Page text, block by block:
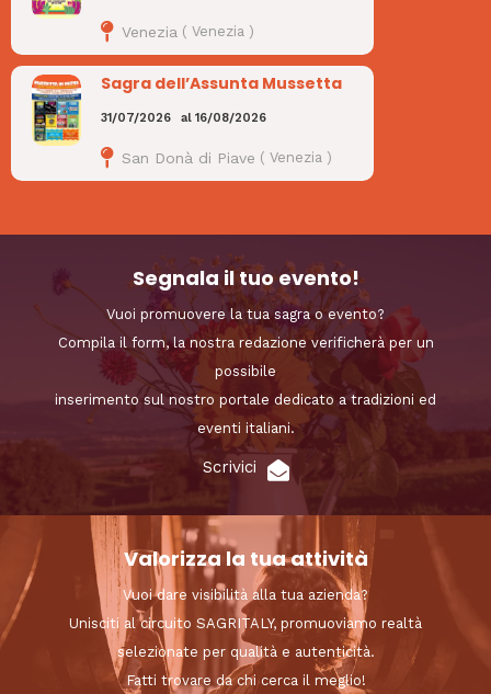
Venezia ( Venezia )
Sagra dell’Assunta Mussetta
31/07/2026 al 16/08/2026
San Donà di Piave ( Venezia)
Segnala il tuo evento!
Vuoi promuovere la tua sagra o evento?
Compila il form, la nostra redazione verificherà per un
possibile
inserimento sul nostro portale dedicato a tradizioni ed
eventi italiani.
Scrivici
Valorizza la tua attività
Vuoi dare visibilità alla tua azienda?
Unisciti al circuito SAGRITALY, promuoviamo realtà
selezionate per qualità e autenticità.
Fatti trovare da chi cerca il meglio!